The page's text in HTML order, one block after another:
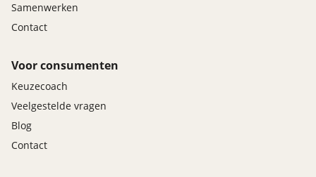
Samenwerken
Contact
Voor consumenten
Keuzecoach
Veelgestelde vragen
Blog
Contact